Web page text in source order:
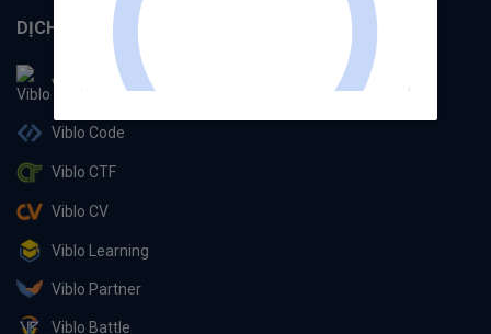
DỊCH VỤ
Viblo
Viblo Code
Viblo CTF
Viblo CV
Viblo Learning
Viblo Partner
Viblo Battle